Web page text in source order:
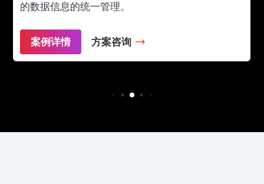
实现党建业务智能开展，党务工